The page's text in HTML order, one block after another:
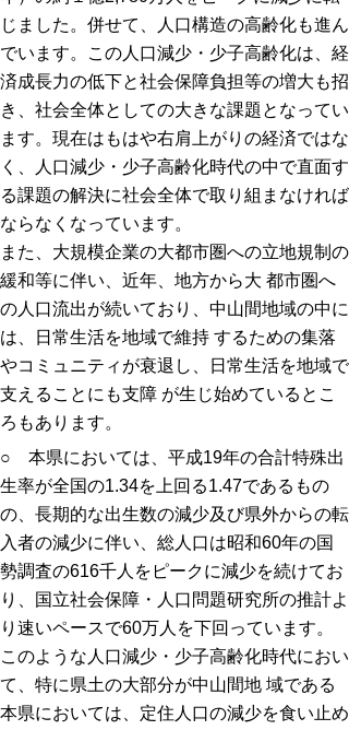
じました。併せて、人口構造の高齢化も進ん
でいます。この人口減少・少子高齢化は、経
済成長力の低下と社会保障負担等の増大も招
き、社会全体としての大きな課題となってい
ます。現在はもはや右肩上がりの経済ではな
く、人口減少・少子高齢化時代の中で直面す
る課題の解決に社会全体で取り組まなければ
ならなくなっています。
また、大規模企業の大都市圏への立地規制の
緩和等に伴い、近年、地方から大 都市圏へ
の人口流出が続いており、中山間地域の中に
は、日常生活を地域で維持 するための集落
やコミュニティが衰退し、日常生活を地域で
支えることにも支障 が生じ始めているとこ
ろもあります。
○ 本県においては、平成19年の合計特殊出
生率が全国の1.34を上回る1.47であるもの
の、長期的な出生数の減少及び県外からの転
入者の減少に伴い、総人口は昭和60年の国
勢調査の616千人をピークに減少を続けてお
り、国立社会保障・人口問題研究所の推計よ
り速いペースで60万人を下回っています。
このような人口減少・少子高齢化時代におい
て、特に県土の大部分が中山間地 域である
本県においては、定住人口の減少を食い止め